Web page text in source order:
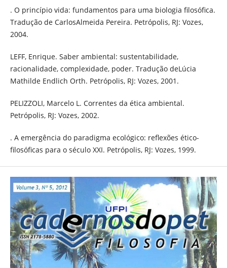
. O princípio vida: fundamentos para uma biologia filosófica.
Tradução de CarlosAlmeida Pereira. Petrópolis, RJ: Vozes,
2004.
LEFF, Enrique. Saber ambiental: sustentabilidade,
racionalidade, complexidade, poder. Tradução deLúcia
Mathilde Endlich Orth. Petrópolis, RJ: Vozes, 2001.
PELIZZOLI, Marcelo L. Correntes da ética ambiental.
Petrópolis, RJ: Vozes, 2002.
. A emergência do paradigma ecológico: reflexões ético-
filosóficas para o século XXI. Petrópolis, RJ: Vozes, 1999.